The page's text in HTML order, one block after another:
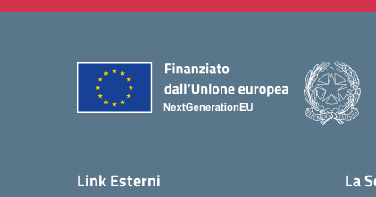
Link Esterni La